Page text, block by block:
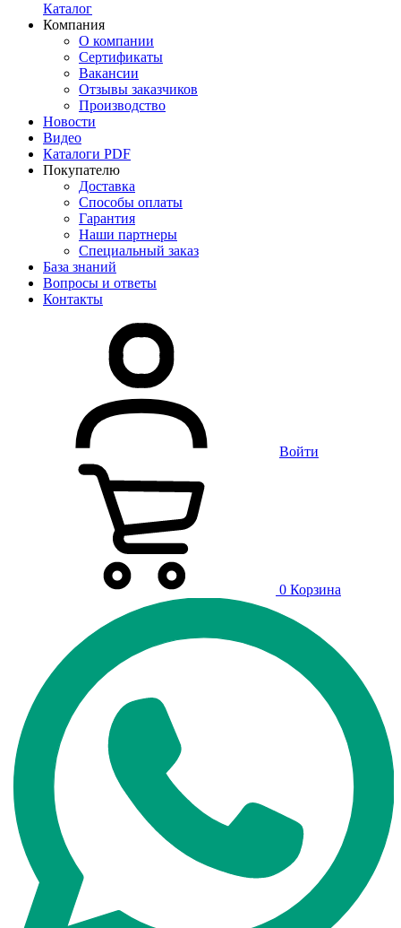
Каталог
Компания
О компании
Сертификаты
Вакансии
Отзывы заказчиков
Производство
Новости
Видео
Каталоги PDF
Покупателю
Доставка
Способы оплаты
Гарантия
Наши партнеры
Специальный заказ
База знаний
Вопросы и ответы
Контакты
Войти
0 Корзина